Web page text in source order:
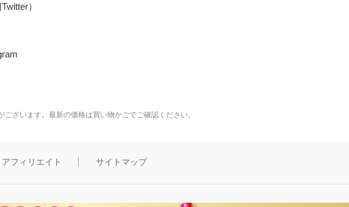
）
ざいます。最新の価格は買い物かごでご確認ください。
アフィリエイト サイトマップ